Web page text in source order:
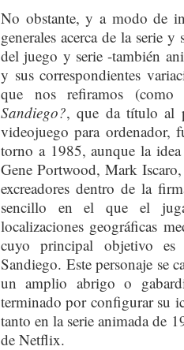
No obstante, y a modo de
generales acerca de la serie
del juego y serie -también
y sus correspondientes
que nos refiramos
Sandiego?, que da título al
videojuego para ordenador,
torno a 1985, aunque la
Gene Portwood, Mark
excreadores dentro de la
sencillo en el que el
localizaciones geográficas
cuyo principal objetivo es
Sandiego. Este personaje se
un amplio abrigo o
terminado por configurar su
tanto en la serie animada de
de Netflix.